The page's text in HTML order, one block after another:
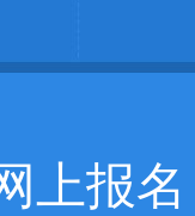
上报名